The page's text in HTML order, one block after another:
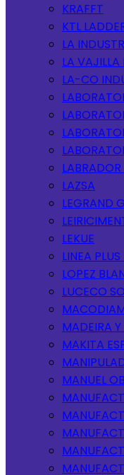
KRAFFT
KTL
LA
LA VAJILLA
LA-CO
LAZSA
LEGRAND
LEKUE
LINEA PLUS
LOPEZ
LUCECO
MADEIRA
MAKITA
MANUEL